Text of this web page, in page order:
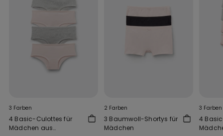
3 Farben
4 Basic-Culottes für
Mädchen aus
2 Farben
3 Baumwoll-Shortys für
Mädchen
3 Farben
4